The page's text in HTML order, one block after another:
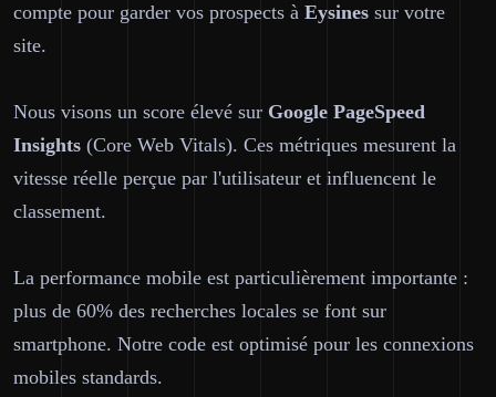
compte pour garder vos prospects à Eysines sur votre
site.
Nous visons un score élevé sur Google PageSpeed
Insights (Core Web Vitals). Ces métriques mesurent la
vitesse réelle perçue par l'utilisateur et influencent le
classement.
La performance mobile est particulièrement importante :
plus de 60% des recherches locales se font sur
smartphone. Notre code est optimisé pour les connexions
mobiles standards.